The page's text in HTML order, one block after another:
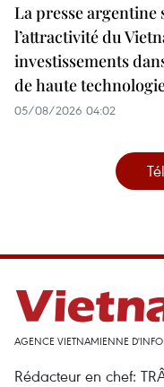
La presse argentine
l’attractivité du
investissements
de haute
05/08/2026 04:02
AGENCE VIETNAMIENNE
Rédacteur en chef: